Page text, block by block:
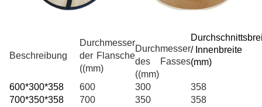
Beschreibung
Durchmesser
der Flansche
((mm)
Durchmesser
des Fasses
((mm)
/ Innenbreite
(mm)
600*300*358 600 300
358
700*350*358
700 350
358